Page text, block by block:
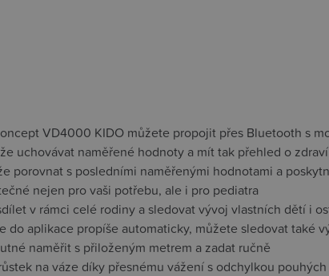
VD4000 KIDO můžete propojit přes Bluetooth s
uchovávat naměřené hodnoty a mít tak přehled o
porovnat s posledními naměřenými hodnotami a
nejen pro vaši potřebu, ale i pro pediatra
v rámci celé rodiny a sledovat vývoj vlastních dětí i
do aplikace propíše automaticky, můžete sledovat také
naměřit s přiloženým metrem a zadat ručně
na váze díky přesnému vážení s odchylkou pouhých